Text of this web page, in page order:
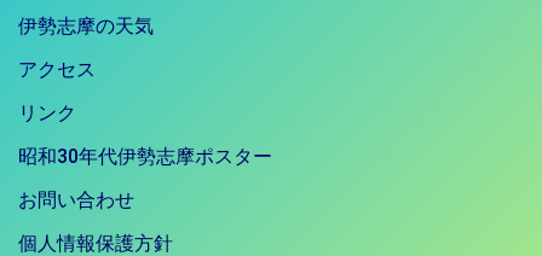
伊勢志摩の天気
アクセス
リンク
昭和30年代伊勢志摩ポスター
お問い合わせ
個人情報保護方針